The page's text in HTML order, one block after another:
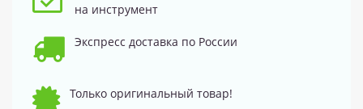
на инструмент
Экспресс доставка по России
Только оригинальный товар!